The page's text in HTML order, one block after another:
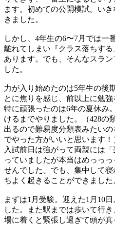
ます。初めての公開模試。い
きました。
しかし、4年生の6〜7月では一
離れてしまい『クラス落ちす
あります。でも、そんなスラ
した。
力が入り始めたのは5年生の後
とに焦りを感じ、前以上に勉
特に頑張ったのは6年の夏休み
けるまでやりました。（428の
出るので難易度分類表みたい
でやった方がいいと思います！
入試前日は強がって両親には
っていましたが本当はめっっ
せんでした。でも、集中して
ちよく起きることができました
まずは1月受験。迎えた1月10
した。また駅までは歩いて行
場に着くと緊張し過ぎて頭が